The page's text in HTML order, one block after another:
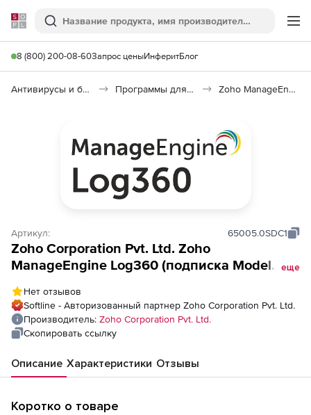
Softline
Поиск
8 (800) 200-08-60Запрос ценыИнферитБлог
Антивирусы и безопасность Программы для защиты информации Zoho ManageEngine Log360
Артикул: 65005.0SDC1
Zoho Corporation Pvt. Ltd. Zoho
ManageEngine Log360 (подписка Model
еще
Нет отзывов
Softline - Авторизованный партнер Zoho Corporation Pvt. Ltd.
Производитель: Zoho Corporation Pvt. Ltd.
Скопировать ссылку
Описание Характеристики Отзывы
Коротко о товаре